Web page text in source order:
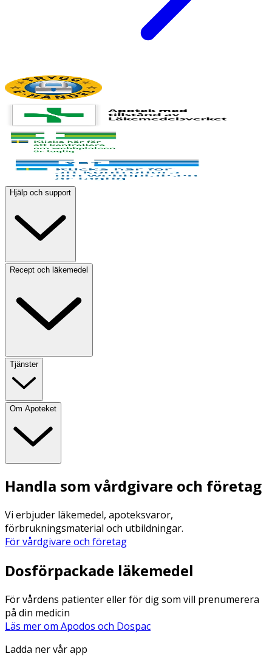
Hjälp och support
Recept och läkemedel
Tjänster
Om Apoteket
Handla som vårdgivare och företag
Vi erbjuder läkemedel, apoteksvaror,
förbrukningsmaterial och utbildningar.
För vårdgivare och företag
Dosförpackade läkemedel
För vårdens patienter eller för dig som vill prenumerera
på din medicin
Läs mer om Apodos och Dospac
Ladda ner vår app